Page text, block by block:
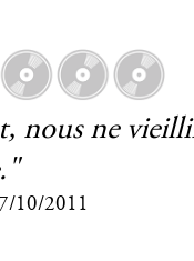
nous ne
10/2011